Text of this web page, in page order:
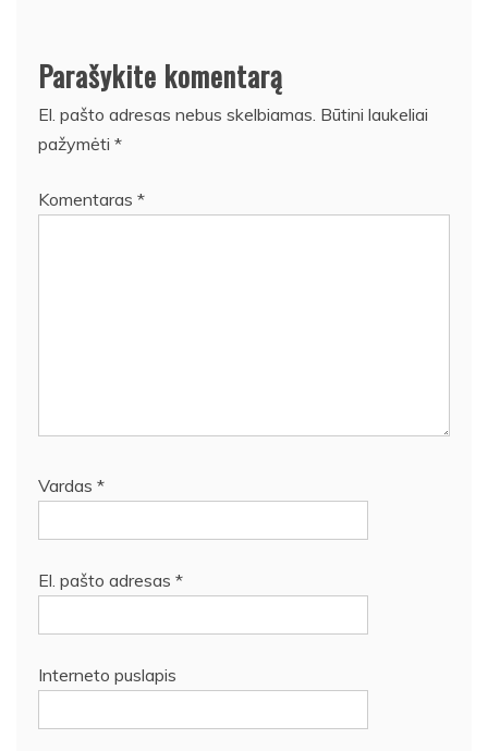
Parašykite komentarą
El. pašto adresas nebus skelbiamas. Būtini laukeliai
pažymėti *
Komentaras *
Vardas *
El. pašto adresas *
Interneto puslapis